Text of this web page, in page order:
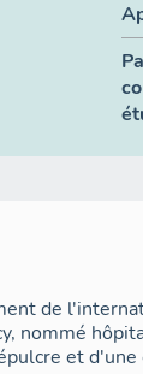
de
nommé
et